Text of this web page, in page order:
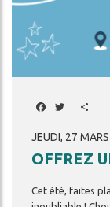
Facebook
Twitter
JEUDI, 27
OFFREZ
Cet été, faites